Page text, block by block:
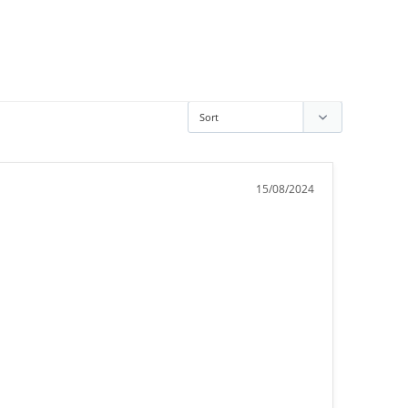
15/08/2024